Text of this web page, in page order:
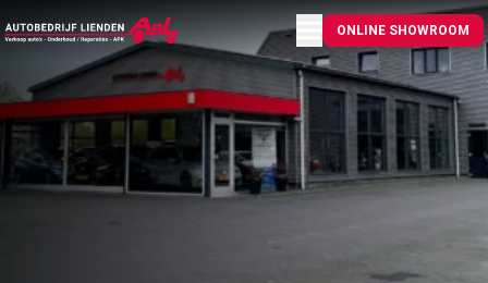
Menu openen
ONLINE SHOWROOM